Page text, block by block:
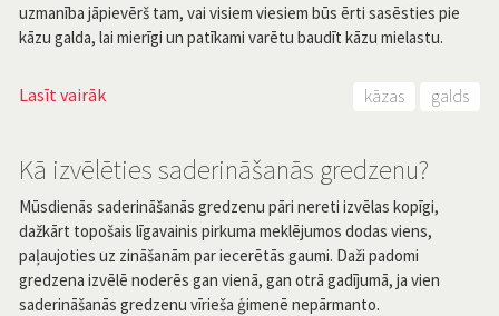
uzmanība jāpievērš tam, vai visiem viesiem būs ērti sasēsties pie
kāzu galda, lai mierīgi un patīkami varētu baudīt kāzu mielastu.
Lasīt vairāk kāzas galds
Kā izvēlēties saderināšanās gredzenu?
Mūsdienās saderināšanās gredzenu pāri nereti izvēlas kopīgi,
dažkārt topošais līgavainis pirkuma meklējumos dodas viens,
paļaujoties uz zināšanām par iecerētās gaumi. Daži padomi
gredzena izvēlē noderēs gan vienā, gan otrā gadījumā, ja vien
saderināšanās gredzenu vīrieša ģimenē nepārmanto.